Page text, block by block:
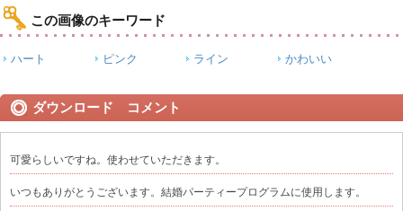
この画像のキーワード
ハート ピンク ライン かわいい
ダウンロード コメント
可愛らしいですね。使わせていただきます。
いつもありがとうございます。結婚パーティープログラムに使用します。